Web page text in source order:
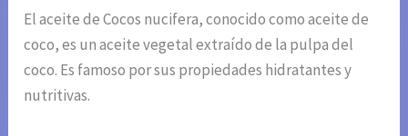
El aceite de Cocos nucifera, conocido como aceite de
coco, es un aceite vegetal extraído de la pulpa del
coco. Es famoso por sus propiedades hidratantes y
nutritivas.